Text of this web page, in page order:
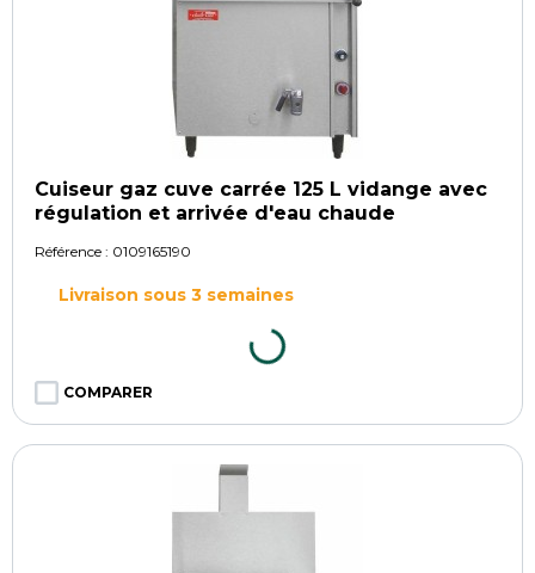
Cuiseur gaz cuve carrée 125 L vidange avec
régulation et arrivée d'eau chaude
Référence : 0109165190
Livraison sous 3 semaines
COMPARER